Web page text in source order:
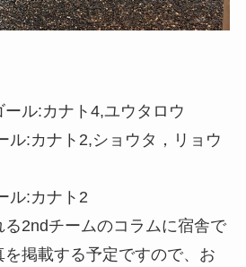
ル:カナト4,ユウタロウ
:カナト2,ショウタ，リョウ
ル:カナト2
る2ndチームのコラムに宿舎で
掲載する予定ですので、お